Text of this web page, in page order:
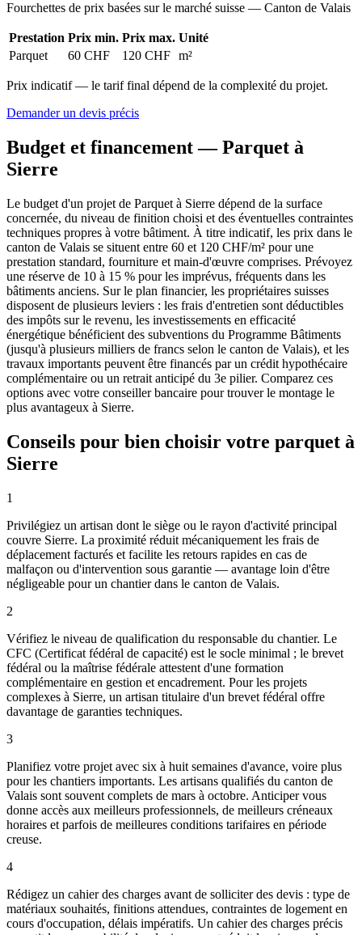
Fourchettes de prix basées sur le marché suisse — Canton de Valais
Prestation Prix min. Prix max. Unité
Parquet
60 CHF 120 CHF m²
Prix indicatif — le tarif final dépend de la complexité du projet.
Demander un devis précis
Budget et financement — Parquet à
Sierre
Le budget d'un projet de Parquet à Sierre dépend de la surface
concernée, du niveau de finition choisi et des éventuelles contraintes
techniques propres à votre bâtiment. À titre indicatif, les prix dans le
canton de Valais se situent entre 60 et 120 CHF/m² pour une
prestation standard, fourniture et main-d'œuvre comprises. Prévoyez
une réserve de 10 à 15 % pour les imprévus, fréquents dans les
bâtiments anciens. Sur le plan financier, les propriétaires suisses
disposent de plusieurs leviers : les frais d'entretien sont déductibles
des impôts sur le revenu, les investissements en efficacité
énergétique bénéficient des subventions du Programme Bâtiments
(jusqu'à plusieurs milliers de francs selon le canton de Valais), et les
travaux importants peuvent être financés par un crédit hypothécaire
complémentaire ou un retrait anticipé du 3e pilier. Comparez ces
options avec votre conseiller bancaire pour trouver le montage le
plus avantageux à Sierre.
Conseils pour bien choisir votre parquet à
Sierre
1
Privilégiez un artisan dont le siège ou le rayon d'activité principal
couvre Sierre. La proximité réduit mécaniquement les frais de
déplacement facturés et facilite les retours rapides en cas de
malfaçon ou d'intervention sous garantie — avantage loin d'être
négligeable pour un chantier dans le canton de Valais.
2
Vérifiez le niveau de qualification du responsable du chantier. Le
CFC (Certificat fédéral de capacité) est le socle minimal ; le brevet
fédéral ou la maîtrise fédérale attestent d'une formation
complémentaire en gestion et encadrement. Pour les projets
complexes à Sierre, un artisan titulaire d'un brevet fédéral offre
davantage de garanties techniques.
3
Planifiez votre projet avec six à huit semaines d'avance, voire plus
pour les chantiers importants. Les artisans qualifiés du canton de
Valais sont souvent complets de mars à octobre. Anticiper vous
donne accès aux meilleurs professionnels, de meilleurs créneaux
horaires et parfois de meilleures conditions tarifaires en période
creuse.
4
Rédigez un cahier des charges avant de solliciter des devis : type de
matériaux souhaités, finitions attendues, contraintes de logement en
cours d'occupation, délais impératifs. Un cahier des charges précis